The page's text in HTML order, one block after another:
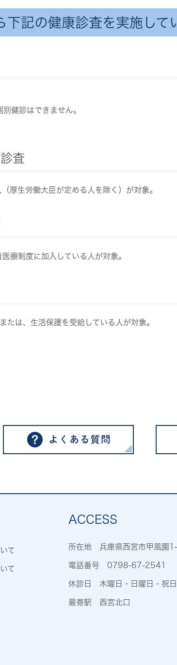
記の健康診査を実施して
健診はできません。
査
厚生労働大臣が定める人を除く）が対象。
療制度に加入している人が対象。
は、生活保護を受給している人が対象。
て
て
ACCESS
所在地 兵庫県西宮市甲風園
電話番号 0798-67-2541
休診日 木曜日・日曜日・祝
最寄駅 西宮北口